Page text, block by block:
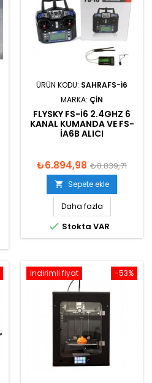
ÜRÜN KODU: SAHRAFS-I6
MARKA: ÇIN
FLYSKY FS-I6 2.4GHZ 6
KANAL KUMANDA VE FS-
IA6B ALICI
₺6.894,98 ₺8.839,71
 Sepete ekle
Daha fazla
 Stokta VAR
-53%
İndirimli fiyat